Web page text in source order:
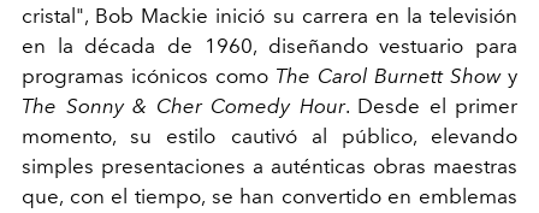
cristal", Bob Mackie inició su carrera en la televisión
en la década de 1960, diseñando vestuario para
programas icónicos como The Carol Burnett Showy
The Sonny & Cher Comedy Hour. Desde el primer
momento, su estilo cautivó al público, elevando
simples presentaciones a auténticas obras maestras
que, con el tiempo, se han convertido en emblemas